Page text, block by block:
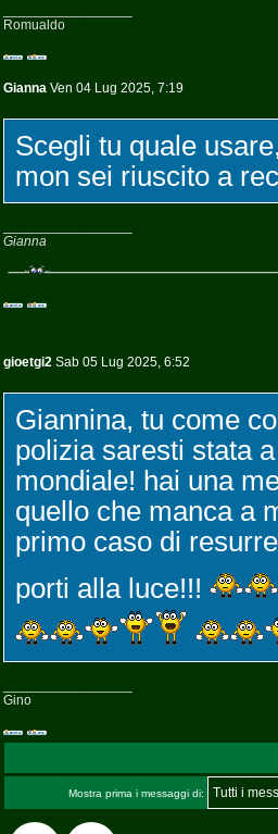
Romualdo
Gianna Ven 04 Lug 2025, 7:19
Scegli tu quale
mon sei riuscito a
Gianna
gioetgi2 Sab 05 Lug 2025, 6:52
Giannina, tu come
polizia saresti stata
mondiale! hai una
quello che manca a
primo caso di
porti alla luce!!!
Gino
Mostra prima i messaggi di: